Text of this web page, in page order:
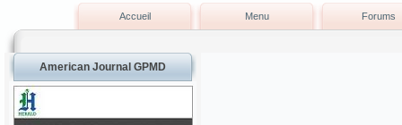
Accueil Menu Forums
American Journal GPMD